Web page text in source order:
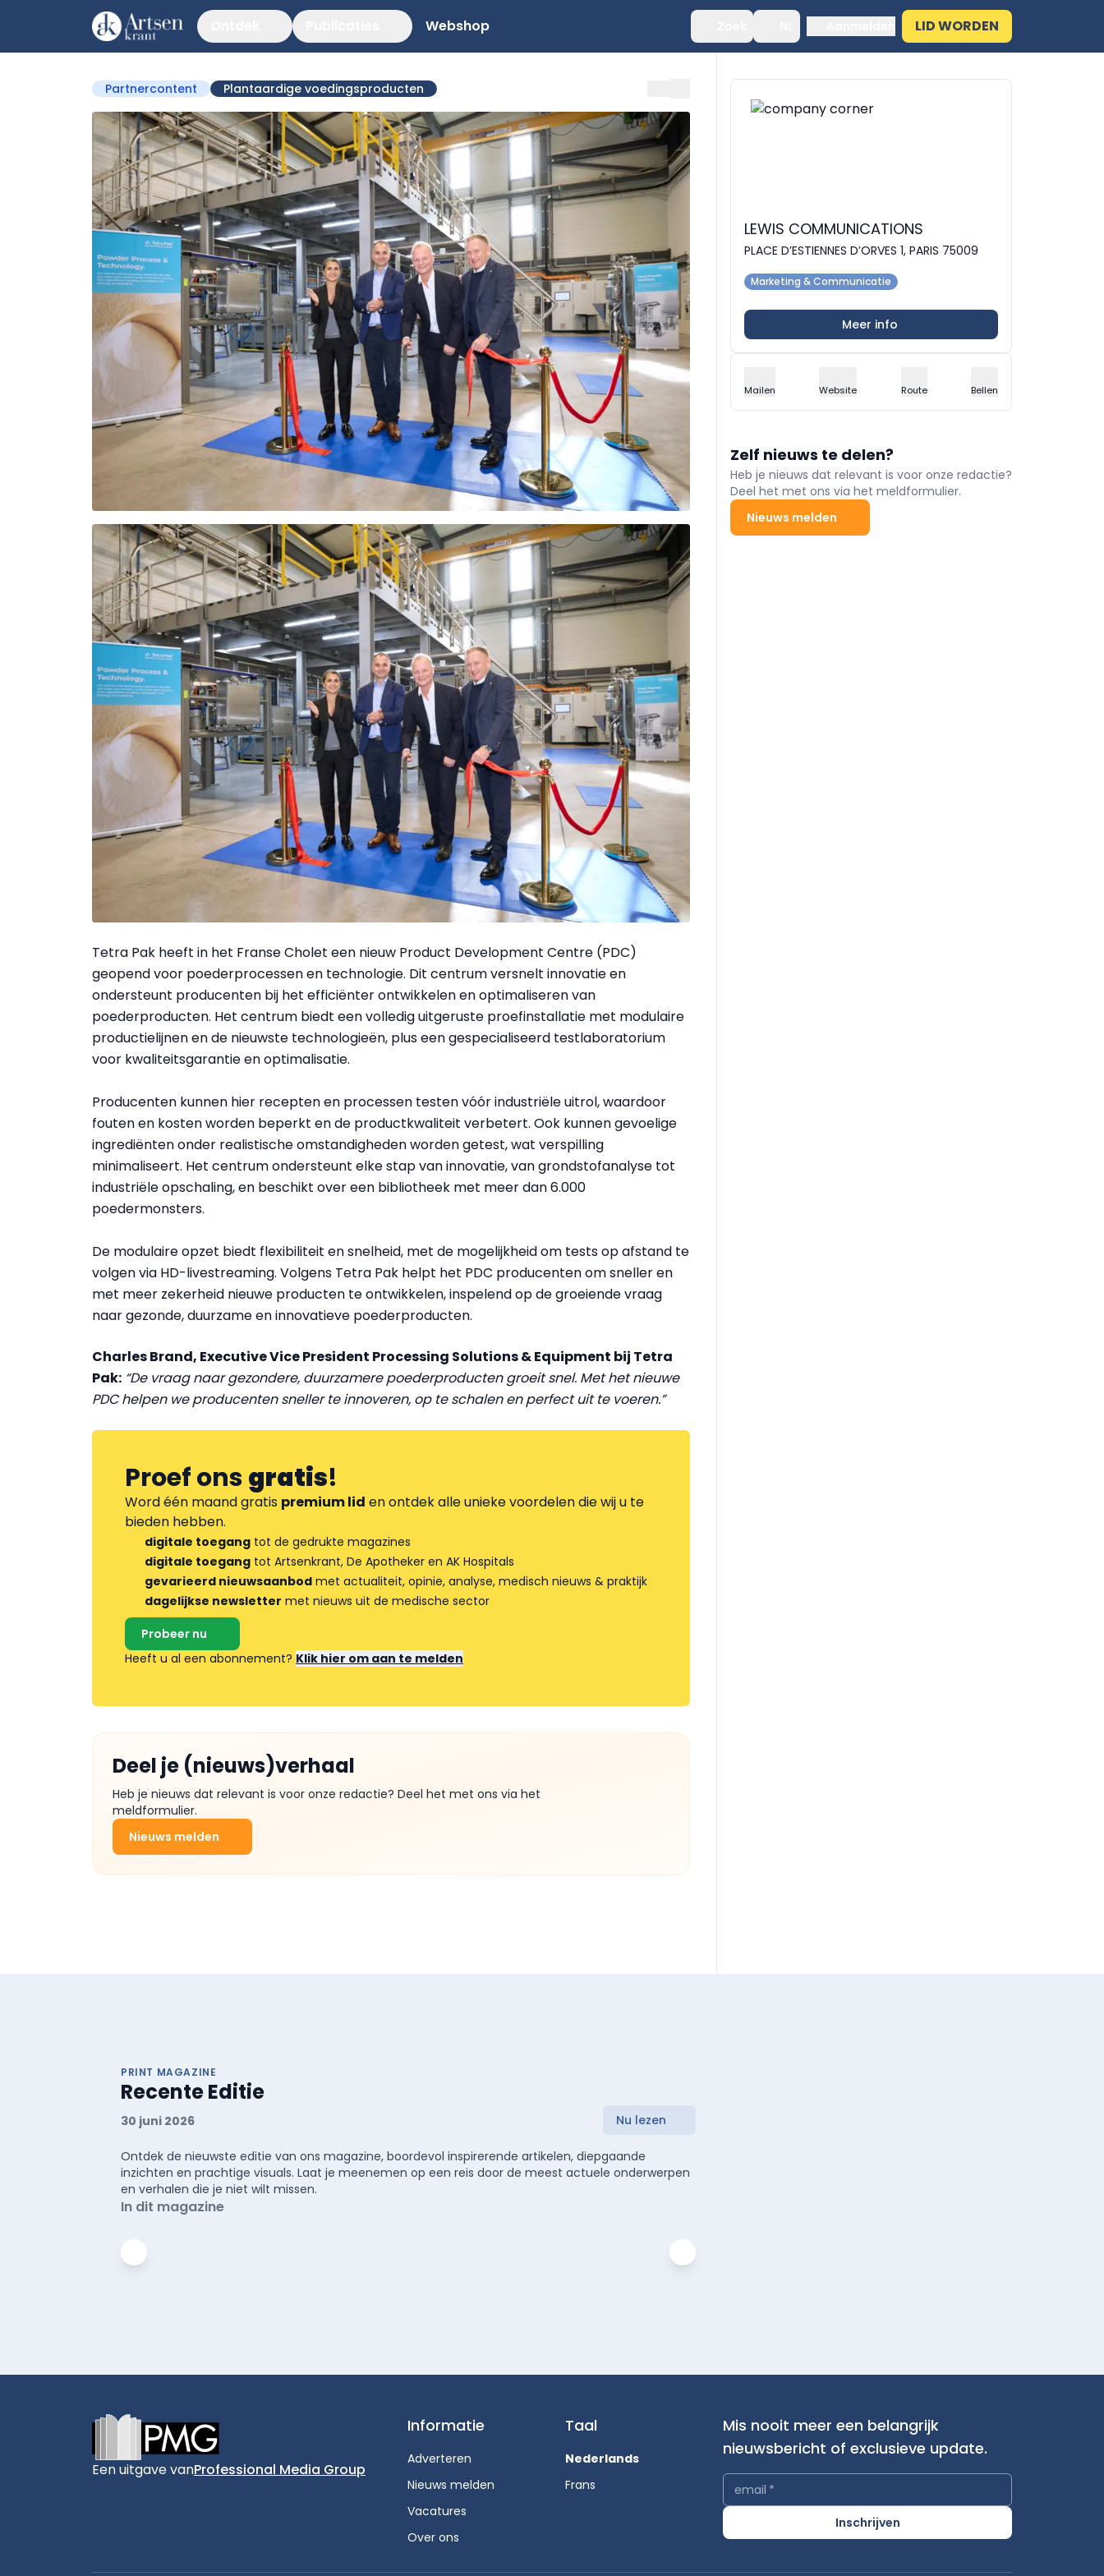
Webshop LID WORDEN
Partnercontent Plantaardige voedingsproducten
Tetra Pak heeft in het Franse Cholet een nieuw Product Development Centre (PDC)
geopend voor poederprocessen en technologie. Dit centrum versnelt innovatie en
ondersteunt producenten bij het efficiënter ontwikkelen en optimaliseren van
poederproducten. Het centrum biedt een volledig uitgeruste proefinstallatie met modulaire
productielijnen en de nieuwste technologieën, plus een gespecialiseerd testlaboratorium
voor kwaliteitsgarantie en optimalisatie.
Producenten kunnen hier recepten en processen testen vóór industriële uitrol, waardoor
fouten en kosten worden beperkt en de productkwaliteit verbetert. Ook kunnen gevoelige
ingrediënten onder realistische omstandigheden worden getest, wat verspilling
minimaliseert. Het centrum ondersteunt elke stap van innovatie, van grondstofanalyse tot
industriële opschaling, en beschikt over een bibliotheek met meer dan 6.000
poedermonsters.
De modulaire opzet biedt flexibiliteit en snelheid, met de mogelijkheid om tests op afstand te
volgen via HD-livestreaming. Volgens Tetra Pak helpt het PDC producenten om sneller en
met meer zekerheid nieuwe producten te ontwikkelen, inspelend op de groeiende vraag
naar gezonde, duurzame en innovatieve poederproducten.
Charles Brand, Executive Vice President Processing Solutions & Equipment bij Tetra
Pak: “De vraag naar gezondere, duurzamere poederproducten groeit snel. Met het nieuwe
PDC helpen we producenten sneller te innoveren, op te schalen en perfect uit te voeren.”
Proef onsgratis!
Word één maand gratis premium lid en ontdek alle unieke voordelen die wij u te
bieden hebben.
digitale toegang tot de gedrukte magazines
digitale toegang tot Artsenkrant, De Apotheker en AK Hospitals
gevarieerd nieuwsaanbod met actualiteit, opinie, analyse, medisch nieuws & praktijk
dagelijkse newsletter met nieuws uit de medische sector
Probeer nu
Heeft u al een abonnement? Klik hier om aan te melden
Deel je (nieuws)verhaal
Heb je nieuws dat relevant is voor onze redactie? Deel het met ons via het
meldformulier.
Nieuws melden
LEWIS COMMUNICATIONS
PLACE D’ESTIENNES D’ORVES 1, PARIS 75009
Marketing & Communicatie
Meer info
Mailen Website Route Bellen
Zelf nieuws te delen?
Heb je nieuws dat relevant is voor onze redactie?
Deel het met ons via het meldformulier.
Nieuws melden
PRINT MAGAZINE
Recente Editie
30 juni 2026 Nu lezen
Ontdek de nieuwste editie van ons magazine, boordevol inspirerende artikelen, diepgaande
inzichten en prachtige visuals. Laat je meenemen op een reis door de meest actuele onderwerpen
en verhalen die je niet wilt missen.
In dit magazine
Een uitgave vanProfessional Media Group
Informatie
Adverteren
Nieuws melden
Vacatures
Over ons
Taal
Nederlands
Frans
Mis nooit meer een belangrijk
nieuwsbericht of exclusieve update.
email *
Inschrijven